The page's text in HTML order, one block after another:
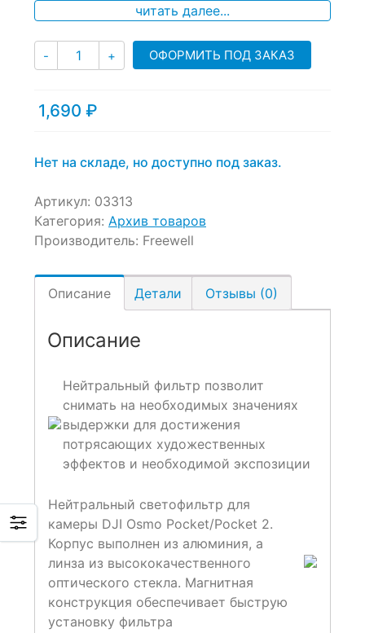
ratings
читать далее...
- Количество
+ ОФОРМИТЬ ПОД ЗАКАЗ
1,690 ₽
Нет на складе, но доступно под заказ.
Артикул: 03313
Категория: Архив товаров
Производитель: Freewell
Описание Детали Отзывы (0)
Описание
Нейтральный фильтр позволит
снимать на необходимых значениях
выдержки для достижения
потрясающих художественных
эффектов и необходимой экспозиции
Нейтральный светофильтр для
камеры DJI Osmo Pocket/Pocket 2.
Корпус выполнен из алюминия, а
линза из высококачественного
оптического стекла. Магнитная
конструкция обеспечивает быструю
установку фильтра